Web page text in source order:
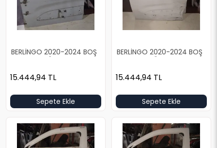
BERLİNGO 2020-2024 BOŞ
BEYAZ SOL ÖN KAPI
15.444,94 TL
Sepete Ekle
BERLİNGO 2020-2024 BOŞ
BEYAZ SOL ÖN KAPI
15.444,94 TL
Sepete Ekle